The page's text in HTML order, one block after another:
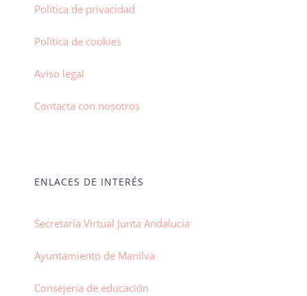
Política de privacidad
Política de cookies
Aviso legal
Contacta con nosotros
ENLACES DE INTERÉS
Secretaría Virtual Junta Andalucía
Ayuntamiento de Manilva
Consejería de educación